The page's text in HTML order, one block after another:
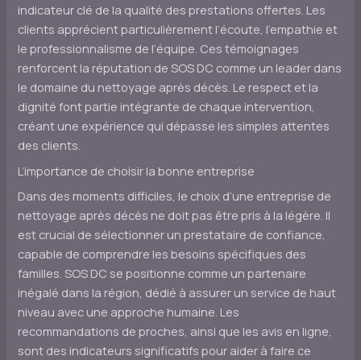
indicateur clé de la qualité des prestations offertes. Les
clients apprécient particulièrement l’écoute, l’empathie et
le professionnalisme de l’équipe. Ces témoignages
renforcent la réputation de SOS DC comme un leader dans
le domaine du nettoyage après décès. Le respect et la
dignité font partie intégrante de chaque intervention,
créant une expérience qui dépasse les simples attentes
des clients.
L’importance de choisir la bonne entreprise
Dans des moments difficiles, le choix d’une entreprise de
nettoyage après décès ne doit pas être pris à la légère. Il
est crucial de sélectionner un prestataire de confiance,
capable de comprendre les besoins spécifiques des
familles. SOS DC se positionne comme un partenaire
inégalé dans la région, dédié à assurer un service de haut
niveau avec une approche humaine. Les
recommandations de proches, ainsi que les avis en ligne,
sont des indicateurs significatifs pour aider à faire ce